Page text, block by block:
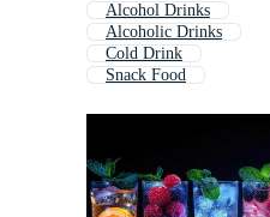
Alcohol Drinks
Alcoholic Drinks
Cold Drink
Snack Food